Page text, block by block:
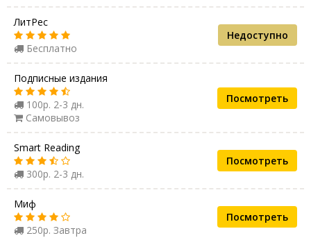
ЛитРес
Бесплатно
Недоступно
Подписные издания
100р. 2-3 дн.
Самовывоз
Посмотреть
Smart Reading
300р. 2-3 дн.
Посмотреть
Миф
250р. Завтра
Посмотреть